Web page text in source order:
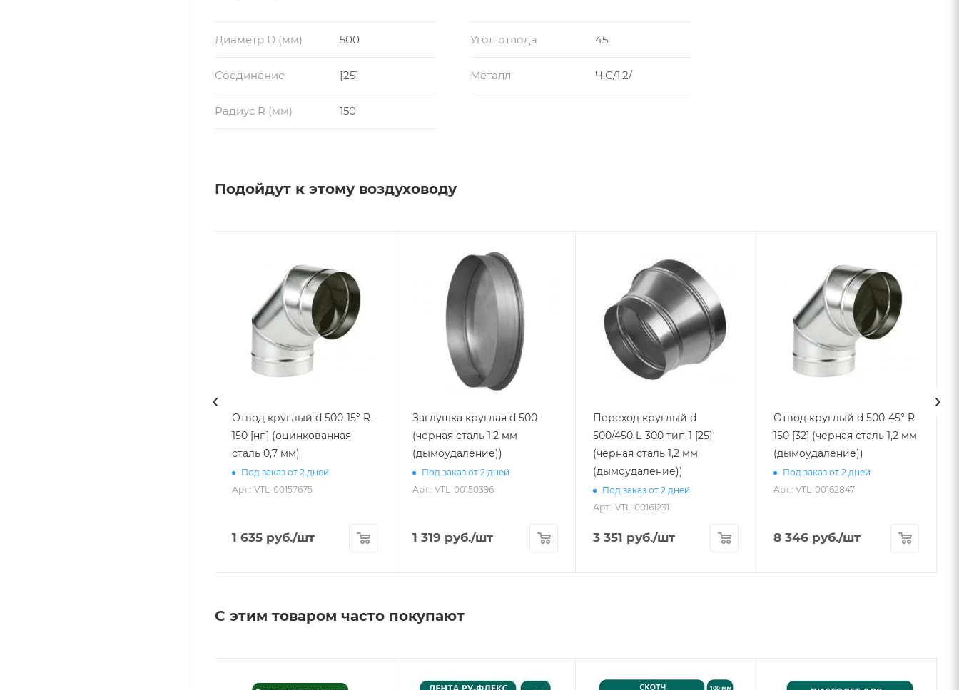
Диаметр D (мм) 500 Угол отвода 45
Соединение [25] Металл Ч.С/1,2/
Радиус R (мм) 150
Подойдут к этому воздуховоду
Отвод круглый d 500-15° R-
150 [нп] (оцинкованная
сталь 0,7 мм)
Под заказ от 2 дней
Арт.: VTL-00157675
1 635 руб./шт
Заглушка круглая d 500
(черная сталь 1,2 мм
(дымоудаление))
Под заказ от 2 дней
Арт.: VTL-00150396
1 319 руб./шт
Переход круглый d
500/450 L-300 тип-1 [25]
(черная сталь 1,2 мм
(дымоудаление))
Под заказ от 2 дней
Арт.: VTL-00161231
3 351 руб./шт
Отвод круглый d 500-45° R-
150 [32] (черная сталь 1,2 мм
(дымоудаление))
Под заказ от 2 дней
Арт.: VTL-00162847
8 346 руб./шт
С этим товаром часто покупают